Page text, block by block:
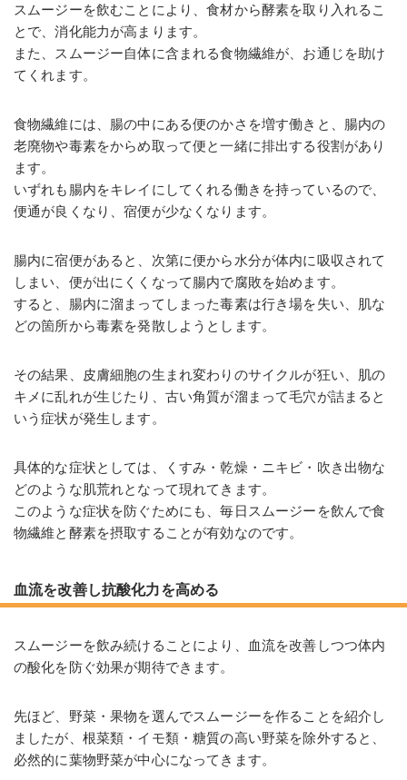
スムージーを飲むことにより、食材から酵素を取り入れるこ
とで、消化能力が高まります。
また、スムージー自体に含まれる食物繊維が、お通じを助け
てくれます。
食物繊維には、腸の中にある便のかさを増す働きと、腸内の
老廃物や毒素をからめ取って便と一緒に排出する役割があり
ます。
いずれも腸内をキレイにしてくれる働きを持っているので、
便通が良くなり、宿便が少なくなります。
腸内に宿便があると、次第に便から水分が体内に吸収されて
しまい、便が出にくくなって腸内で腐敗を始めます。
すると、腸内に溜まってしまった毒素は行き場を失い、肌な
どの箇所から毒素を発散しようとします。
その結果、皮膚細胞の生まれ変わりのサイクルが狂い、肌の
キメに乱れが生じたり、古い角質が溜まって毛穴が詰まると
いう症状が発生します。
具体的な症状としては、くすみ・乾燥・ニキビ・吹き出物な
どのような肌荒れとなって現れてきます。
このような症状を防ぐためにも、毎日スムージーを飲んで食
物繊維と酵素を摂取することが有効なのです。
血流を改善し抗酸化力を高める
スムージーを飲み続けることにより、血流を改善しつつ体内
の酸化を防ぐ効果が期待できます。
先ほど、野菜・果物を選んでスムージーを作ることを紹介し
ましたが、根菜類・イモ類・糖質の高い野菜を除外すると、
必然的に葉物野菜が中心になってきます。